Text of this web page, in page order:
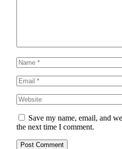
Save my name, email, and
the next time I comment.